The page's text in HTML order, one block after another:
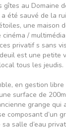
au Domaine
été sauvé de la
une maison
/
privatif s sans
est une
tous les jeudis.
en gestion
surface de
grange
composant d’un
salle d’eau